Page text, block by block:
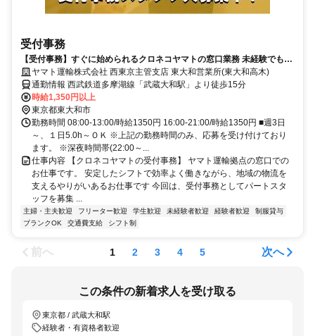
受付事務
【受付事務】すぐに始められるクロネコヤマトの窓口業務 未経験でも安
心 安定勤務で長く働ける【パート募集】
ヤマト運輸株式会社 西東京主管支店 東大和営業所(東大和高木)
通勤情報 西武鉄道多摩湖線「武蔵大和駅」より徒歩15分
時給1,350円以上
東京都東大和市
勤務時間 08:00-13:00/時給1350円 16:00-21:00/時給1350円 ■週3日
～、１日5.0h～ＯＫ ※上記の勤務時間のみ、応募を受け付けており
ます。 ※深夜時間帯(22:00～...
仕事内容 【クロネコヤマトの受付事務】 ヤマト運輸拠点の窓口での
お仕事です。 安定したシフトで効率よく働きながら、地域の物流を
支えるやりがいあるお仕事です 今回は、受付事務としてパートスタ
ッフを募集 ...
主婦・主夫歓迎 フリーター歓迎 学生歓迎 未経験者歓迎 経験者歓迎
制服貸与
ブランクOK
交通費支給 シフト制
前へ 1 2 3 4 5 次へ
この条件の新着求人を受け取る
東京都 / 武蔵大和駅
経験者・有資格者歓迎